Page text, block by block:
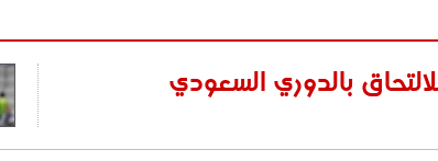
بالدوري السعودي